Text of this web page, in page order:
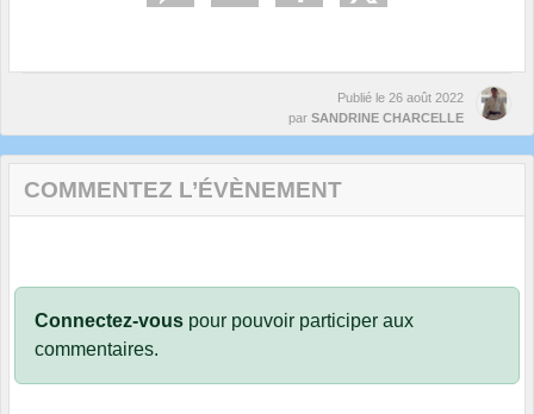
Publié le 26 août 2022
par SANDRINE CHARCELLE
COMMENTEZ L’ÉVÈNEMENT
Connectez-vous pour pouvoir participer aux
commentaires.